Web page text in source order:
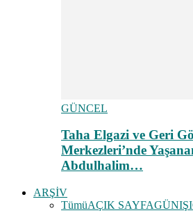
GÜNCEL
Taha Elgazi ve Geri
Merkezleri’nde
Abdulhalim…
ARŞİV
TümüAÇIK SAYFA